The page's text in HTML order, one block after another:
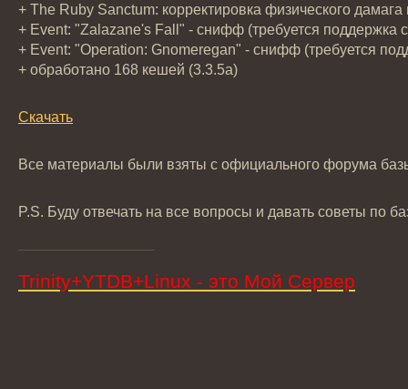
+ The Ruby Sanctum: корректировка физического дамага
+ Event: "Zalazane's Fall" - снифф (требуется поддержка
+ Event: "Operation: Gnomeregan" - снифф (требуется
+ обработано 168 кешей (3.3.5a)
Скачать
Все материалы были взяты с официального форума
P.S. Буду отвечать на все вопросы и давать советы по
Trinity+YTDB+Linux - это Мой Сервер